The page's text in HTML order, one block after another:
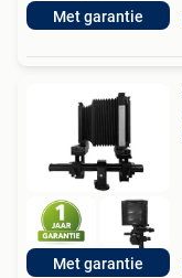
Met garantie
Met garantie